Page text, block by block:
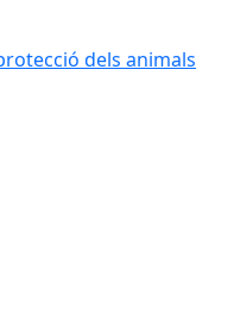
dels animals